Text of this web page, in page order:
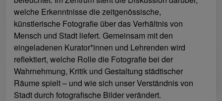
welche Erkenntnisse die zeitgenössische,
künstlerische Fotografie über das Verhältnis von
Mensch und Stadt liefert. Gemeinsam mit den
eingeladenen Kurator*innen und Lehrenden wird
reflektiert, welche Rolle die Fotografie bei der
Wahrnehmung, Kritik und Gestaltung städtischer
Räume spielt – und wie sich unser Verständnis von
Stadt durch fotografische Bilder verändert.